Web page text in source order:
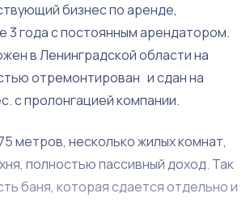
бизнес по аренде,
3 года с постоянным арендатором.
в Ленинградской области на
отремонтирован и сдан на
с пролонгацией компании.
метров, несколько жилых комнат,
полностью пассивный доход. Так
баня, которая сдается отдельно и